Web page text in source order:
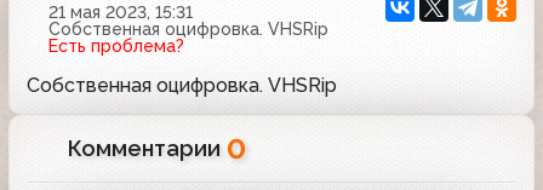
21 мая 2023, 15:31
Собственная оцифровка. VHSRip
Есть проблема?
Собственная оцифровка. VHSRip
Комментарии 0